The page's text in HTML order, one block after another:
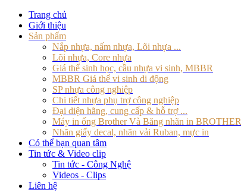
Trang chủ
Giới thiệu
Sản phẩm
Nắp nhựa, nấm nhựa, Lõi nhựa ...
Lõi nhựa, Core nhựa
Giá thể sinh học, cầu nhựa vi sinh, MBBR
MBBR Giá thể vi sinh di động
SP nhựa công nghiệp
Chi tiết nhựa phụ trợ công nghiệp
Đại diện hãng, cung cấp & hỗ trợ ...
Máy in ống Brother Và Băng nhãn in BROTHER
Nhãn giấy decal, nhãn vải Ruban, mực in
Có thể bạn quan tâm
Tin tức & Video clip
Tin tức - Công Nghệ
Videos - Clips
Liên hệ